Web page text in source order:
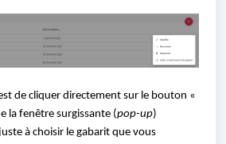
de cliquer directement sur le bouton «
la fenêtre surgissante (pop-up)
à choisir le gabarit que vous